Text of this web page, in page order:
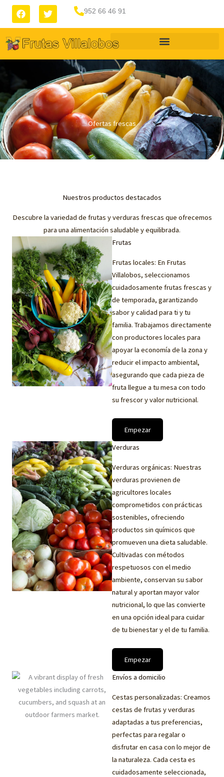
contenido
F
a
c
e
b
o
T
w
i
t
r
952 66 46 91
Ofertas frescas
Nuestros productos destacados
Descubre la variedad de frutas y verduras frescas que ofrecemos
para una alimentación saludable y equilibrada.
Frutas
Frutas locales: En Frutas
Villalobos, seleccionamos
cuidadosamente frutas frescas y
de temporada, garantizando
sabor y calidad para ti y tu
familia. Trabajamos directamente
con productores locales para
apoyar la economía de la zona y
reducir el impacto ambiental,
asegurando que cada pieza de
fruta llegue a tu mesa con todo
su frescor y valor nutricional.
Empezar
Verduras
Verduras orgánicas: Nuestras
verduras provienen de
agricultores locales
comprometidos con prácticas
sostenibles, ofreciendo
productos sin químicos que
promueven una dieta saludable.
Cultivadas con métodos
respetuosos con el medio
ambiente, conservan su sabor
natural y aportan mayor valor
nutricional, lo que las convierte
en una opción ideal para cuidar
de tu bienestar y el de tu familia.
Empezar
Envíos a domicilio
Cestas personalizadas: Creamos
cestas de frutas y verduras
adaptadas a tus preferencias,
perfectas para regalar o
disfrutar en casa con lo mejor de
la naturaleza. Cada cesta es
cuidadosamente seleccionada,